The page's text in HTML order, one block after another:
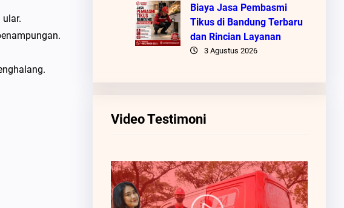
Biaya Jasa Pembasmi
Tikus di Bandung Terbaru
dan Rincian Layanan
3 Agustus 2026
Video Testimoni